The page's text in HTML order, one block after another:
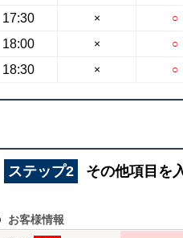
17:30
18:00
18:30
×
×
×
○
○
○
ステップ2 その他項目を
お客様情報